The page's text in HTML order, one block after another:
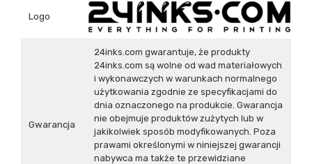
Logo
Gwarancja
24inks.com gwarantuje, że produkty
24inks.com są wolne od wad materiałowych
i wykonawczych w warunkach normalnego
użytkowania zgodnie ze specyfikacjami do
dnia oznaczonego na produkcie. Gwarancja
nie obejmuje produktów zużytych lub w
jakikolwiek sposób modyfikowanych. Poza
prawami określonymi w niniejszej gwarancji
nabywca ma także te przewidziane